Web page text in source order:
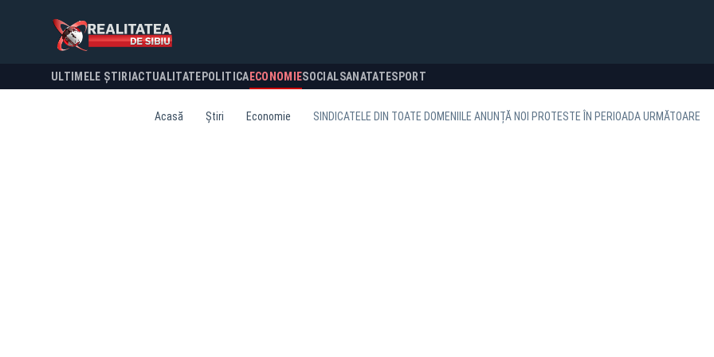
ULTIMELE ȘTIRI ACTUALITATE POLITICA ECONOMIESOCIALSANATATESPORT
Acasă Știri Economie SINDICATELE DIN TOATE DOMENIILE ANUNȚĂ NOI PROTESTE ÎN PERIOADA URMĂTOARE